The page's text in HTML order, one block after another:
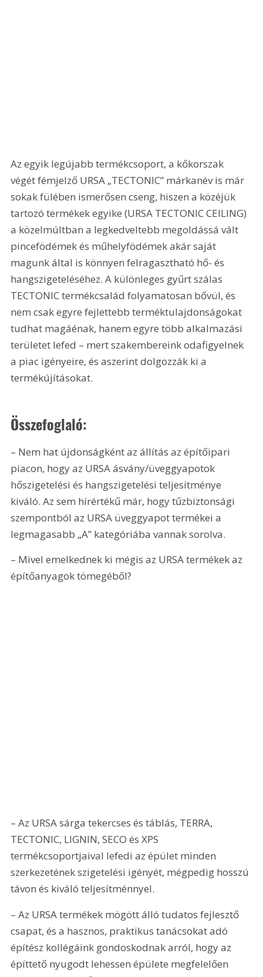
Az egyik legújabb termékcsoport, a kőkorszak
végét fémjelző URSA „TECTONIC” márkanév is már
sokak fülében ismerősen cseng, hiszen a közéjük
tartozó termékek egyike (URSA TECTONIC CEILING)
a közelmúltban a legkedveltebb megoldássá vált
pincefödémek és műhelyfödémek akár saját
magunk által is könnyen felragasztható hő- és
hangszigeteléséhez. A különleges gyűrt szálas
TECTONIC termékcsalád folyamatosan bővül, és
nem csak egyre fejlettebb terméktulajdonságokat
tudhat magáénak, hanem egyre több alkalmazási
területet lefed – mert szakembereink odafigyelnek
a piac igényeire, és aszerint dolgozzák ki a
termékújításokat.
Összefoglaló:
– Nem hat újdonságként az állítás az építőipari
piacon, hogy az URSA ásvány/üveggyapotok
hőszigetelési és hangszigetelési teljesítménye
kiváló. Az sem hírértékű már, hogy tűzbiztonsági
szempontból az URSA üveggyapot termékei a
legmagasabb „A” kategóriába vannak sorolva.
– Mivel emelkednek ki mégis az URSA termékek az
építőanyagok tömegéből?
– Az URSA sárga tekercses és táblás, TERRA,
TECTONIC, LIGNIN, SECO és XPS
termékcsoportjaival lefedi az épület minden
szerkezetének szigetelési igényét, mégpedig hosszú
távon és kiváló teljesítménnyel.
– Az URSA termékek mögött álló tudatos fejlesztő
csapat, és a hasznos, praktikus tanácsokat adó
építész kollégáink gondoskodnak arról, hogy az
építtető nyugodt lehessen épülete megfelelően